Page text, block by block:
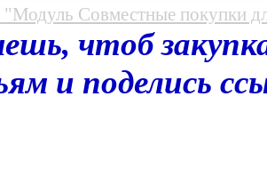
Совместные покупки
чтоб
и поделись